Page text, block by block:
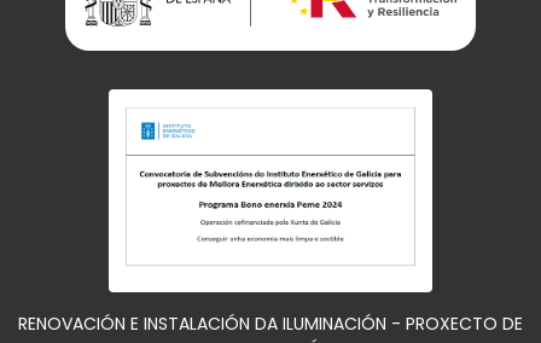
RENOVACIÓN E INSTALACIÓN DA ILUMINACIÓN - PROXECTO DE